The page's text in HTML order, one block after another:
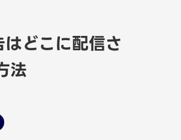
どこに配信さ
法